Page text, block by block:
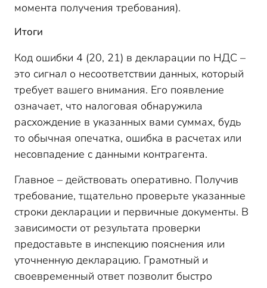
момента получения требования).
Итоги
Код ошибки 4 (20, 21) в декларации по НДС –
это сигнал о несоответствии данных, который
требует вашего внимания. Его появление
означает, что налоговая обнаружила
расхождение в указанных вами суммах, будь
то обычная опечатка, ошибка в расчетах или
несовпадение с данными контрагента.
Главное – действовать оперативно. Получив
требование, тщательно проверьте указанные
строки декларации и первичные документы. В
зависимости от результата проверки
предоставьте в инспекцию пояснения или
уточненную декларацию. Грамотный и
своевременный ответ позволит быстро